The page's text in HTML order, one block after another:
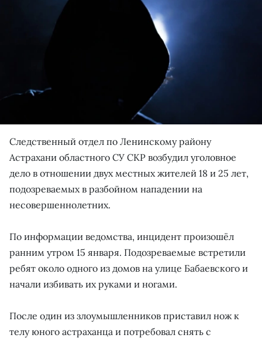
Следственный отдел по Ленинскому району
Астрахани областного СУ СКР возбудил уголовное
дело в отношении двух местных жителей 18 и 25 лет,
подозреваемых в разбойном нападении на
несовершеннолетних.
По информации ведомства, инцидент произошёл
ранним утром 15 января. Подозреваемые встретили
ребят около одного из домов на улице Бабаевского и
начали избивать их руками и ногами.
После один из злоумышленников приставил нож к
телу юного астраханца и потребовал снять с